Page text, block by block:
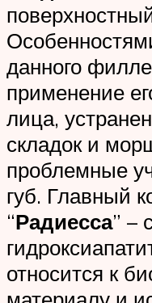
данного
применение
лица,
складок и
проблемные
губ. Главный
“Радиесса” –
относится к